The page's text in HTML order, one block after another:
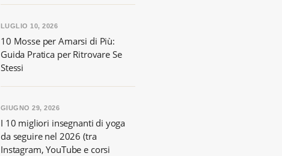
10 Mosse per Amarsi di Più:
Guida Pratica per Ritrovare Se
Stessi
LUGLIO 10, 2026
I 10 migliori insegnanti di yoga
da seguire nel 2026 (tra
Instagram, YouTube e corsi
GIUGNO 29, 2026